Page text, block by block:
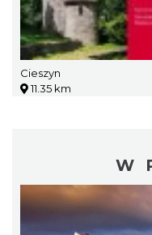
Cieszyn
11.35 km
W